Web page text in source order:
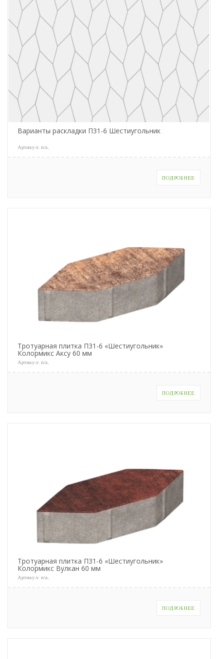
Варианты раскладки П31-6 Шестиугольник
Артикул: n/a
ПОДРОБНЕЕ
Тротуарная плитка П31-6 «Шестиугольник»
Колормикс Аксу 60 мм
Артикул: n/a
ПОДРОБНЕЕ
Тротуарная плитка П31-6 «Шестиугольник»
Колормикс Вулкан 60 мм
Артикул: n/a
ПОДРОБНЕЕ